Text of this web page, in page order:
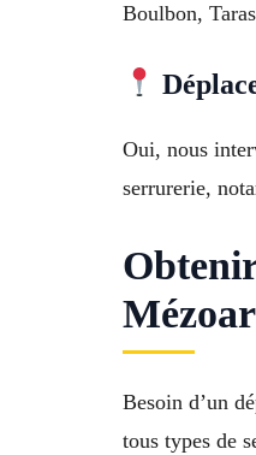
Boulbon,
Oui, nous
serrurerie,
Besoin d’un
tous types de